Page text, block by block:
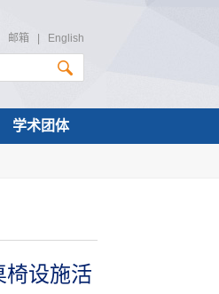
邮箱 English
学术团体
椅设施活